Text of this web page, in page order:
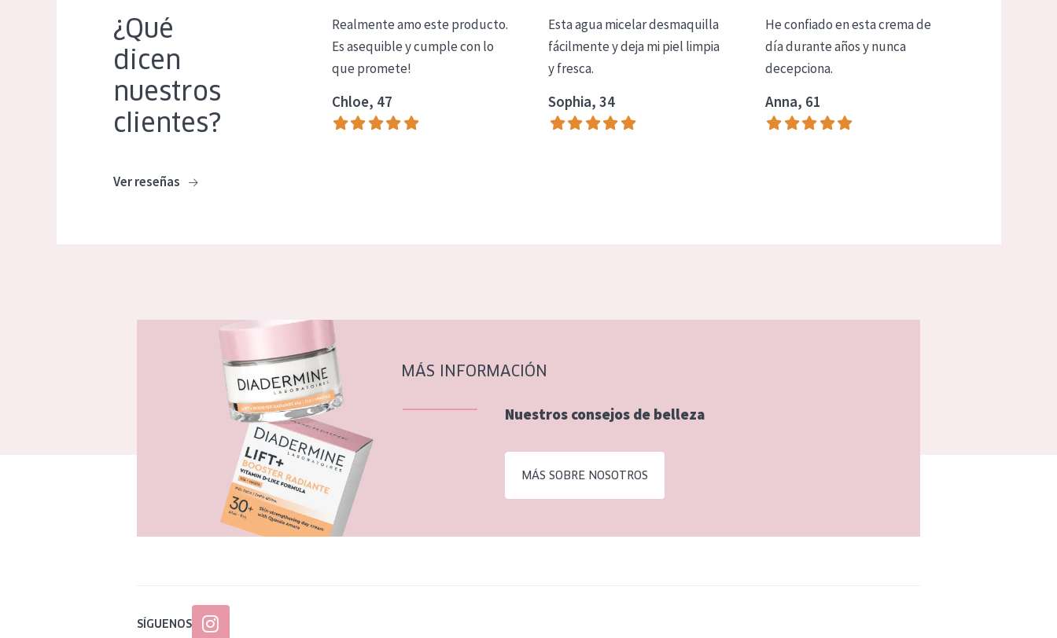
¿Qué
dicen
nuestros
clientes?
Ver reseñas
Realmente amo este producto.
Es asequible y cumple con lo
que promete!
Chloe, 47
Esta agua micelar desmaquilla
fácilmente y deja mi piel limpia
y fresca.
Sophia, 34
He confiado en esta crema de
día durante años y nunca
decepciona.
Anna, 61
MÁS INFORMACIÓN
Nuestros consejos de belleza
MÁS SOBRE NOSOTROS
SÍGUENOS